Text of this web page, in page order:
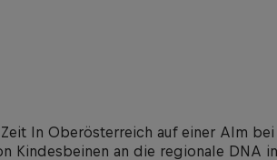
In Oberösterreich auf einer Alm bei
Kindesbeinen an die regionale DNA